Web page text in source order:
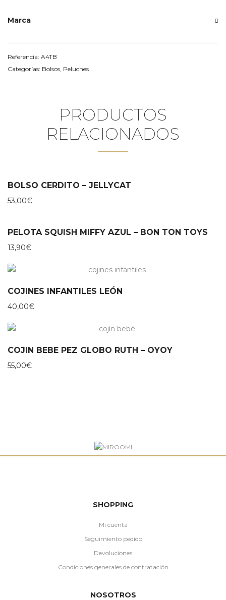
Marca
Referencia: A4TB
Categorías: Bolsos Peluches
PRODUCTOS
RELACIONADOS
BOLSO CERDITO – JELLYCAT
53,00€
PELOTA SQUISH MIFFY AZUL – BON TON TOYS
13,90€
COJINES INFANTILES LEÓN
40,00€
COJIN BEBE PEZ GLOBO RUTH – OYOY
55,00€
SHOPPING
Mi cuenta
Seguimiento pedido
Devoluciones
Condiciones generales de contratación
NOSOTROS